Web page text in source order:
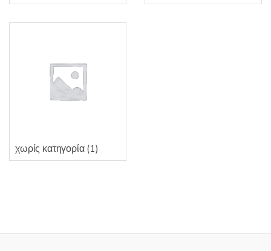
χωρίς κατηγορία(1)